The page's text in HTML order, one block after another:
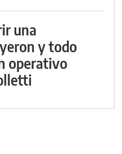
una
y todo
operativo